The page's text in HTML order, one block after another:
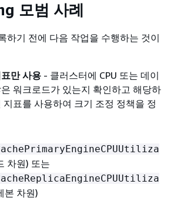
모범 사례
하기 전에 다음 작업을 수행하는 것이
만 사용 - 클러스터에 CPU 또는 데이
워크로드가 있는지 확인하고 해당하
지표를 사용하여 크기 조정 정책을 정
차원) 또는
본 차원)